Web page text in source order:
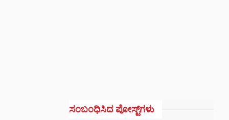
ಸಂಬಂಧಿಸಿದ ಪೋಸ್ಟ್‌ಗಳು